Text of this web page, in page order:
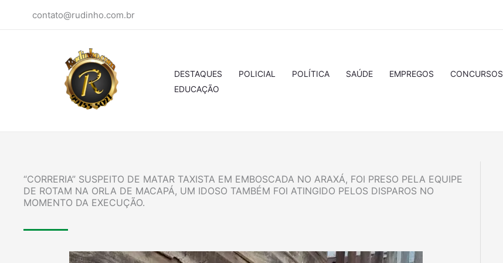
contato@rudinho.com.br
DESTAQUES POLICIAL POLÍTICA SAÚDE EMPREGOS CONCURSOS
EDUCAÇÃO
“CORRERIA” SUSPEITO DE MATAR TAXISTA EM EMBOSCADA NO ARAXÁ, FOI PRESO PELA EQUIPE
DE ROTAM NA ORLA DE MACAPÁ, UM IDOSO TAMBÉM FOI ATINGIDO PELOS DISPAROS NO
MOMENTO DA EXECUÇÃO.